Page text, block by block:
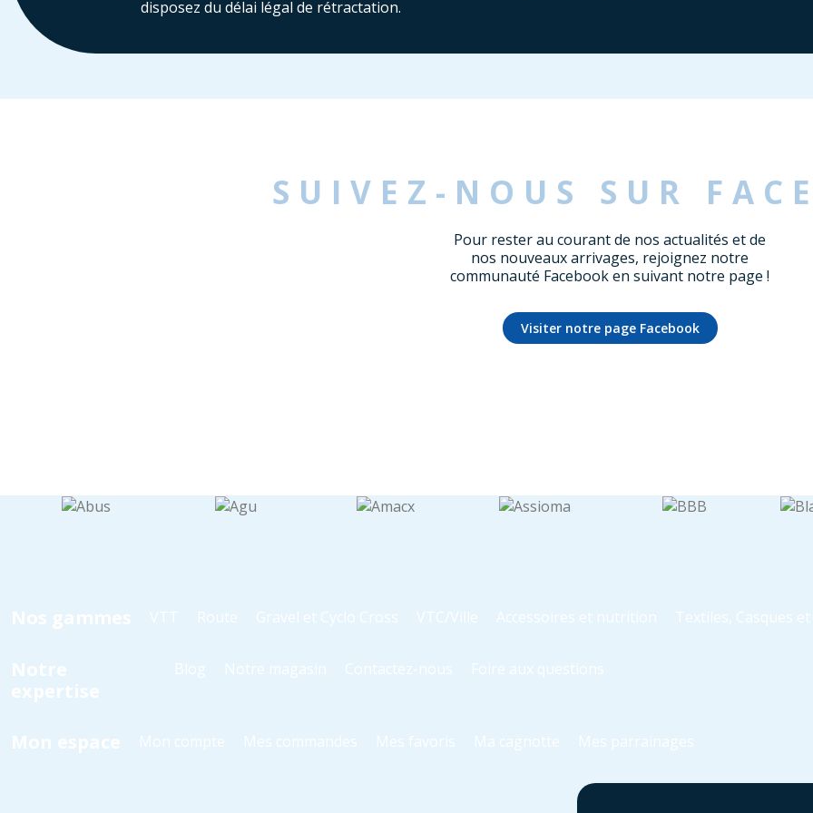
disposez du délai légal de rétractation.
SUIVEZ-NOUS SUR
Pour rester au courant de nos actualités et de
nos nouveaux arrivages, rejoignez notre
communauté Facebook en suivant notre page !
Visiter notre page Facebook
Nos gammes VTT Route Gravel et Cyclo Cross VTC/Ville Accessoires et nutrition Textiles, Casques
Notre
expertise
Blog Notre magasin Contactez-nous Foire aux questions
Mon espace Mon compte Mes commandes Mes favoris Ma cagnotte Mes parrainages